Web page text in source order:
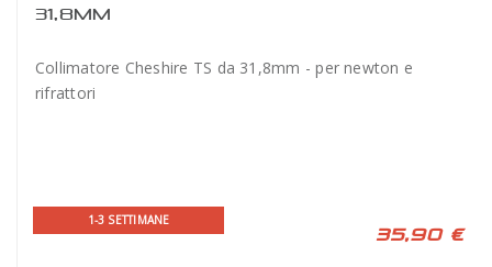
31,8MM
Collimatore Cheshire TS da 31,8mm - per newton e
rifrattori
1-3 SETTIMANE
35,90 €